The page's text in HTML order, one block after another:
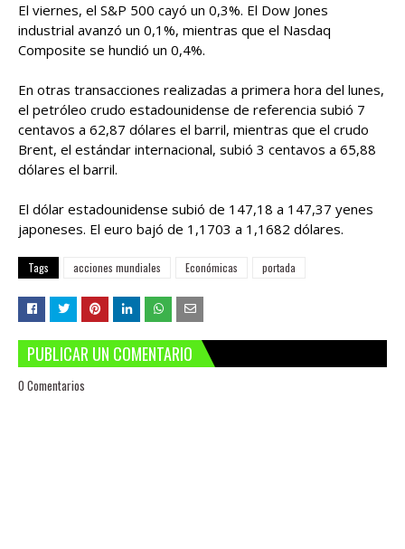
El viernes, el S&P 500 cayó un 0,3%. El Dow Jones
industrial avanzó un 0,1%, mientras que el Nasdaq
Composite se hundió un 0,4%.
En otras transacciones realizadas a primera hora del lunes,
el petróleo crudo estadounidense de referencia subió 7
centavos a 62,87 dólares el barril, mientras que el crudo
Brent, el estándar internacional, subió 3 centavos a 65,88
dólares el barril.
El dólar estadounidense subió de 147,18 a 147,37 yenes
japoneses. El euro bajó de 1,1703 a 1,1682 dólares.
Tags acciones mundiales Económicas portada
PUBLICAR UN COMENTARIO
0 Comentarios